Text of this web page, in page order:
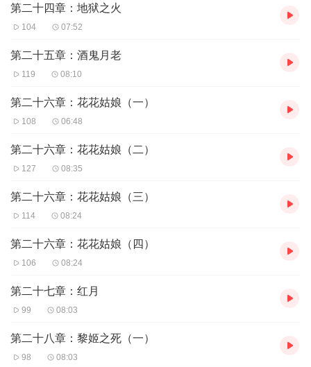
第二十四章：地狱之火
104 07:52
第二十五章：酒鬼月老
119 08:10
第二十六章：花花姑娘（一）
108 06:48
第二十六章：花花姑娘（二）
127 08:35
第二十六章：花花姑娘（三）
114 08:24
第二十六章：花花姑娘（四）
106 08:24
第二十七章：红月
99 08:03
第二十八章：黎姬之死（一）
98 08:03